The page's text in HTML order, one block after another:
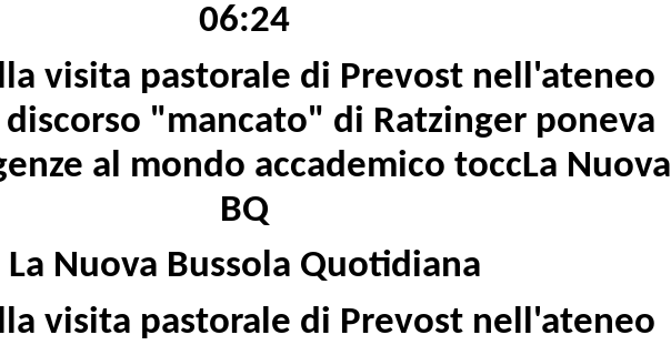
06:24
visita pastorale di Prevost nell'ateneo
"mancato" di Ratzinger poneva
al mondo accademico toccLa Nuova
BQ
La Nuova Bussola Quotidiana
visita pastorale di Prevost nell'ateneo